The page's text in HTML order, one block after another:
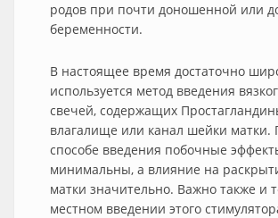
родов при почти доношенной или
беременности.
В настоящее время достаточно
используется метод введения
свечей, содержащих
влагалище или канал шейки матки.
способе введения побочные
минимальны, а влияние на
матки значительно. Важно также и
местном введении этого